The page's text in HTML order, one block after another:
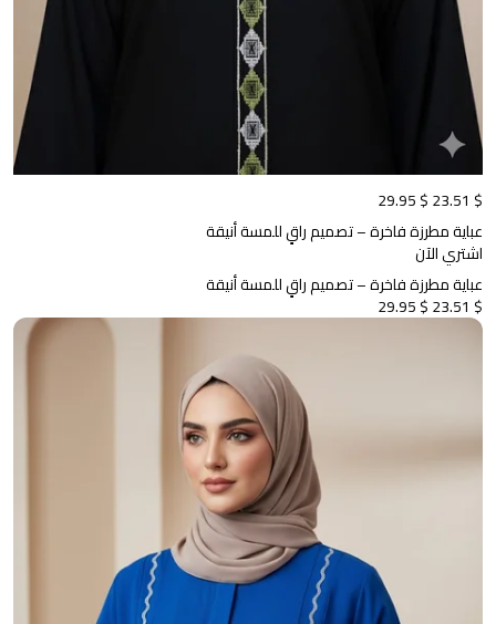
$ 23.51
$ 29.95
عباية مطرزة فاخرة – تصميم راقٍ للمسة أنيقة
اشتري الآن
عباية مطرزة فاخرة – تصميم راقٍ للمسة أنيقة
$ 23.51
$ 29.95